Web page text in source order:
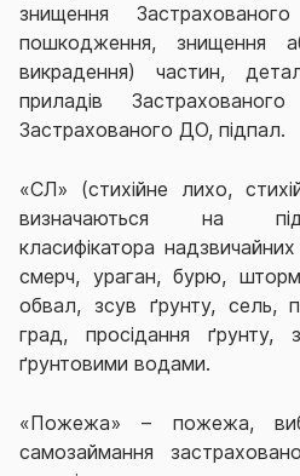
знищення
пошкодження, знищення
викрадення) частин,
приладів
Застрахованого ДО, підпал.
«СЛ» (стихійне лихо,
визначаються на
класифікатора
смерч, ураган, бурю,
обвал, зсув ґрунту, сель,
град, просідання ґрунту,
ґрунтовими водами.
«Пожежа» – пожежа,
самозаймання